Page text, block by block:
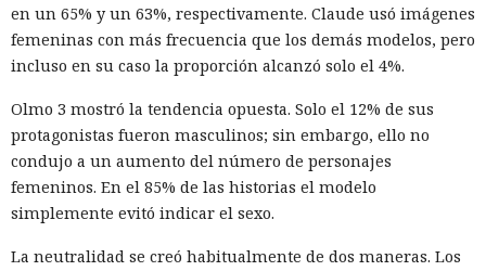
en un 65% y un 63%, respectivamente. Claude usó imágenes
femeninas con más frecuencia que los demás modelos, pero
incluso en su caso la proporción alcanzó solo el 4%.
Olmo 3 mostró la tendencia opuesta. Solo el 12% de sus
protagonistas fueron masculinos; sin embargo, ello no
condujo a un aumento del número de personajes
femeninos. En el 85% de las historias el modelo
simplemente evitó indicar el sexo.
La neutralidad se creó habitualmente de dos maneras. Los